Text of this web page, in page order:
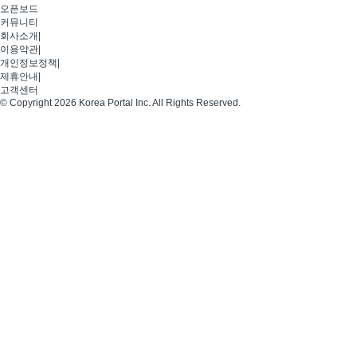
오픈보드
커뮤니티
회사소개
이용약관
개인정보정책
제휴안내
고객센터
© Copyright 2026 Korea Portal Inc. All Rights Reserved.